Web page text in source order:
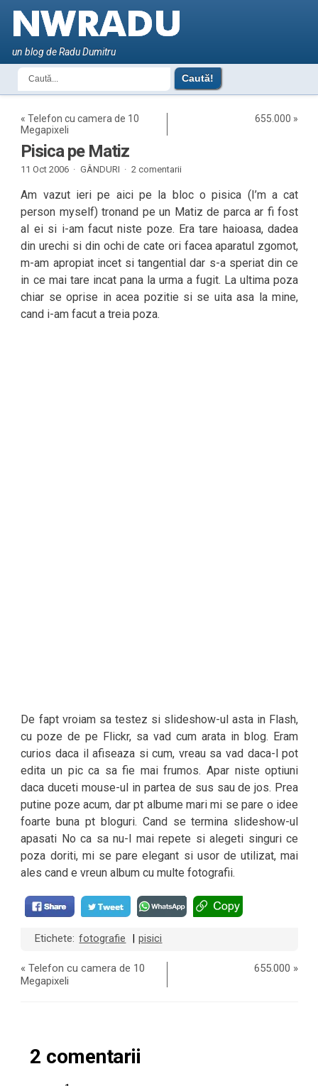
un blog de Radu Dumitru
«Telefon cu camera de 10
Megapixeli
655.000 »
Pisica pe Matiz
11 Oct 2006 · GÂNDURI · 2 comentarii
Am vazut ieri pe aici pe la bloc o pisica (I’m a cat
person myself) tronand pe un Matiz de parca ar fi fost
al ei si i-am facut niste poze. Era tare haioasa, dadea
din urechi si din ochi de cate ori facea aparatul zgomot,
m-am apropiat incet si tangential dar s-a speriat din ce
in ce mai tare incat pana la urma a fugit. La ultima poza
chiar se oprise in acea pozitie si se uita asa la mine,
cand i-am facut a treia poza.
De fapt vroiam sa testez si slideshow-ul asta in Flash,
cu poze de pe Flickr, sa vad cum arata in blog. Eram
curios daca il afiseaza si cum, vreau sa vad daca-l pot
edita un pic ca sa fie mai frumos. Apar niste optiuni
daca duceti mouse-ul in partea de sus sau de jos. Prea
putine poze acum, dar pt albume mari mi se pare o idee
foarte buna pt bloguri. Cand se termina slideshow-ul
apasati No ca sa nu-l mai repete si alegeti singuri ce
poza doriti, mi se pare elegant si usor de utilizat, mai
ales cand e vreun album cu multe fotografii.
Etichete: fotografie pisici
«Telefon cu camera de 10
Megapixeli
655.000 »
2 comentarii